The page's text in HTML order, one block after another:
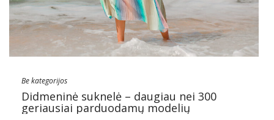
Be kategorijos
Didmeninė suknelė – daugiau nei 300
geriausiai parduodamų modelių